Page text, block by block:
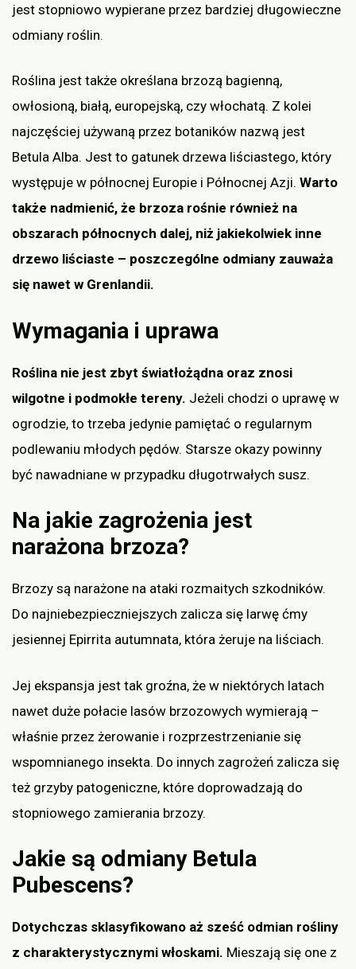
jest stopniowo wypierane przez bardziej długowieczne
odmiany roślin.
Roślina jest także określana brzozą bagienną,
owłosioną, białą, europejską, czy włochatą. Z kolei
najczęściej używaną przez botaników nazwą jest
Betula Alba. Jest to gatunek drzewa liściastego, który
występuje w północnej Europie i Północnej Azji. Warto
także nadmienić, że brzoza rośnie również na
obszarach północnych dalej, niż jakiekolwiek inne
drzewo liściaste – poszczególne odmiany zauważa
się nawet w Grenlandii.
Wymagania i uprawa
Roślina nie jest zbyt światłożądna oraz znosi
wilgotne i podmokłe tereny. Jeżeli chodzi o uprawę w
ogrodzie, to trzeba jedynie pamiętać o regularnym
podlewaniu młodych pędów. Starsze okazy powinny
być nawadniane w przypadku długotrwałych susz.
Na jakie zagrożenia jest
narażona brzoza?
Brzozy są narażone na ataki rozmaitych szkodników.
Do najniebezpieczniejszych zalicza się larwę ćmy
jesiennej Epirrita autumnata, która żeruje na liściach.
Jej ekspansja jest tak groźna, że w niektórych latach
nawet duże połacie lasów brzozowych wymierają –
właśnie przez żerowanie i rozprzestrzenianie się
wspomnianego insekta. Do innych zagrożeń zalicza się
też grzyby patogeniczne, które doprowadzają do
stopniowego zamierania brzozy.
Jakie są odmiany Betula
Pubescens?
Dotychczas sklasyfikowano aż sześć odmian rośliny
z charakterystycznymi włoskami. Mieszają się one z